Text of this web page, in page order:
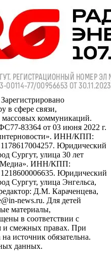
в сфере связи,
коммуникаций.
83364 от 03 июня 2022 г.
ИНН/КПП:
Юридический
Сургут, улица 30 лет
ИНН/КПП:
Юридический
Сургут, улица Энгельса,
Д.М. Караченцева,
news.ru. Для детей
материалы,
в соответствии с
и смежных правах. При
источник обязательна.
данных.